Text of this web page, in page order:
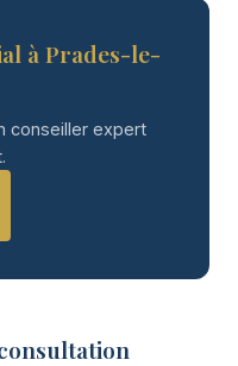
à Prades-le-
conseiller expert